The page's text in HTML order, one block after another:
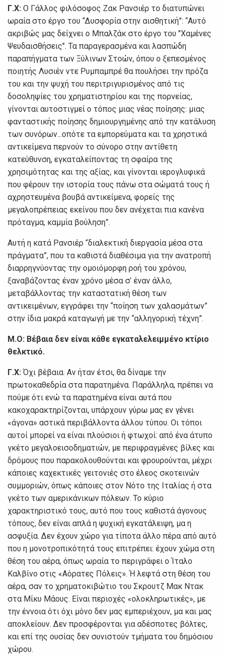
Γ.Χ: Ο Γάλλος φιλόσοφος Ζακ Ρανσιέρ το διατυπώνει
ωραία στο έργο του “Δυσφορία στην αισθητική”: “Αυτό
ακριβώς μας δείχνει ο Μπαλζάκ στο έργο του "Χαμένες
Ψευδαισθήσεις". Τα παραγερασμένα και λασπώδη
παραπήγματα των Ξύλινων Στοών, όπου ο ξεπεσμένος
ποιητής Λυσιέν ντε Ρυμπαμπρέ θα πουλήσει την πρόζα
του και την ψυχή του περιτριγυρισμένος από τις
δοσοληψίες του χρηματιστηρίου και της πορνείας,
γίνονται αυτοστιγμεί ο τόπος μιας νέας ποίησης: μιας
φανταστικής ποίησης δημιουργημένης από την κατάλυση
των συνόρων...οπότε τα εμπορεύματα και τα χρηστικά
αντικείμενα περνούν το σύνορο στην αντίθετη
κατεύθυνση, εγκαταλείποντας τη σφαίρα της
χρησιμότητας και της αξίας, και γίνονται ιερογλυφικά
που φέρουν την ιστορία τους πάνω στα σώματά τους ή
αχρηστευμένα βουβά αντικείμενα, φορείς της
μεγαλοπρέπειας εκείνου που δεν ανέχεται πια κανένα
πρόταγμα, καμμία βούληση”.
Αυτή η κατά Ρανσιέρ “διαλεκτική διεργασία μέσα στα
πράγματα”, που τα καθιστά διαθέσιμα για την ανατροπή
διαρρηγνύοντας την ομοιόμορφη ροή του χρόνου,
ξαναβάζοντας έναν χρόνο μέσα σ’ έναν άλλο,
μεταβάλλοντας την καταστατική θέση των
αντικειμένων, εγγράφει την “ποίηση των χαλασμάτων”
στην ίδια μακρά καταγωγή με την “αλληγορική τέχνη”.
Μ.Ο: Βέβαια δεν είναι κάθε εγκαταλελειμμένο κτίριο
θελκτικό.
Γ.Χ:Όχι βέβαια. Αν ήταν έτσι, θα δίναμε την
πρωτοκαθεδρία στα παρατημένα. Παράλληλα, πρέπει να
πούμε ότι ενώ τα παρατημένα είναι αυτά που
κακοχαρακτηρίζονται, υπάρχουν γύρω μας εν γένει
«άγονα» αστικά περιβάλλοντα άλλου τύπου. Οι τόποι
αυτοί μπορεί να είναι πλούσιοι ή φτωχοί: από ένα άτυπο
γκέτο μεγαλοεισοδηματιών, με περιφραγμένες βίλες και
δρόμους που παρακολουθούνται και φρουρούνται, μέχρι
κάποιες καχεκτικές γειτονιές στο έλεος σκοτεινών
συμμοριών, όπως κάποιες στον Νότο της Ιταλίας ή στα
γκέτο των αμερικάνικων πόλεων. Το κύριο
χαρακτηριστικό τους, αυτό που τους καθιστά άγονους
τόπους, δεν είναι απλά η ψυχική εγκατάλειψη, μα η
ασφυξία. Δεν έχουν χώρο για τίποτα άλλο πέρα από αυτό
που η μονοτροπικότητά τους επιτρέπει: έχουν χώμα στη
θέση του αέρα, όπως ωραία το περιγράφει ο Ίταλο
Καλβίνο στις «Αόρατες Πόλεις». Ή λεφτά στη θέση του
αέρα, σαν το χρηματοκιβώτιο του Σκρουτζ Μακ Ντακ
στα Μίκυ Μάους. Είναι περιοχές «ολοκληρωτικές», με
την έννοια ότι όχι μόνο δεν μας εμπεριέχουν, μα και μας
αποκλείουν. Δεν προσφέρονται για αδέσποτες βόλτες,
και επί της ουσίας δεν συνιστούν τμήματα του δημόσιου
χώρου.